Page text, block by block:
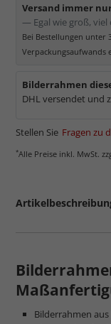
Versand immer
— Egal wie groß, viel
Bei Bestellungen unter
Verpackungsaufwands
Bilderrahmen
DHL versendet und
Stellen Sie Fragen zu
*Alle Preise inkl. MwSt.
Bilderrahmen aus